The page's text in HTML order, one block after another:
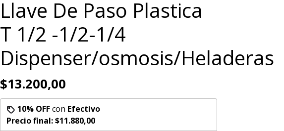
Llave De Paso Plastica
T 1/2 -1/2-1/4
Dispenser/osmosis/Heladeras
$13.200,00
10% OFFcon Efectivo
Precio final:$11.880,00